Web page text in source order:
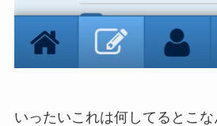
いったいこれは何してるとこな